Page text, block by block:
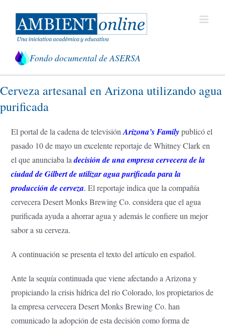
contenido
Fondo documental de ASERSA
Cerveza artesanal en Arizona utilizando agua
purificada
El portal de la cadena de televisiónArizona’s Familypublicó el
pasado 10 de mayo un excelente reportaje de Whitney Clark en
el que anunciaba ladecisión de una empresa cervecera de la
ciudad de Gilbert de utilizar agua purificada para la
producción de cerveza. El reportaje indica que la compañía
cervecera Desert Monks Brewing Co. considera que el agua
purificada ayuda a ahorrar agua y además le confiere un mejor
sabor a su cerveza.
A continuación se presenta el texto del artículo en español.
Ante la sequía continuada que viene afectando a Arizona y
propiciando la crisis hídrica del río Colorado, los propietarios de
la empresa cervecera Desert Monks Brewing Co. han
comunicado la adopción de esta decisión como forma de